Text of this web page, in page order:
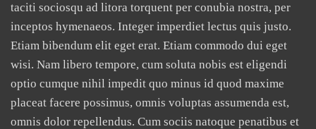
taciti sociosqu ad litora torquent per conubia nostra, per
inceptos hymenaeos. Integer imperdiet lectus quis justo.
Etiam bibendum elit eget erat. Etiam commodo dui eget
wisi. Nam libero tempore, cum soluta nobis est eligendi
optio cumque nihil impedit quo minus id quod maxime
placeat facere possimus, omnis voluptas assumenda est,
omnis dolor repellendus. Cum sociis natoque penatibus et